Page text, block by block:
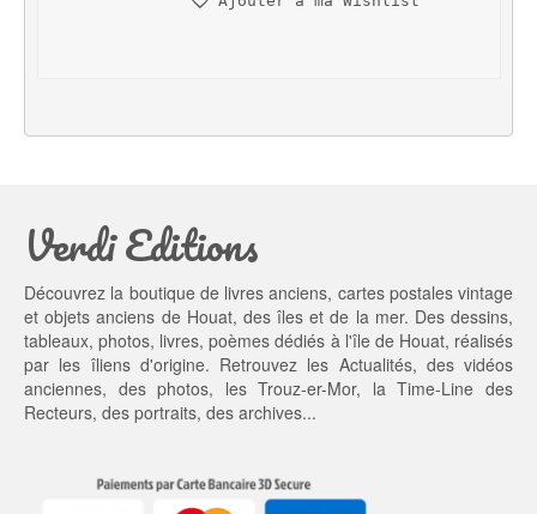
i
é
t :
0,
0
0 €.
t
s
Verdi Editions
Découvrez la boutique de livres anciens, cartes postales vintage
et objets anciens de Houat, des îles et de la mer. Des dessins,
tableaux, photos, livres, poèmes dédiés à l'île de Houat, réalisés
par les îliens d'origine. Retrouvez les Actualités, des vidéos
anciennes, desphotos, lesTrouz-er-Mor, laTime-Line des
Recteurs, des portraits, des archives...